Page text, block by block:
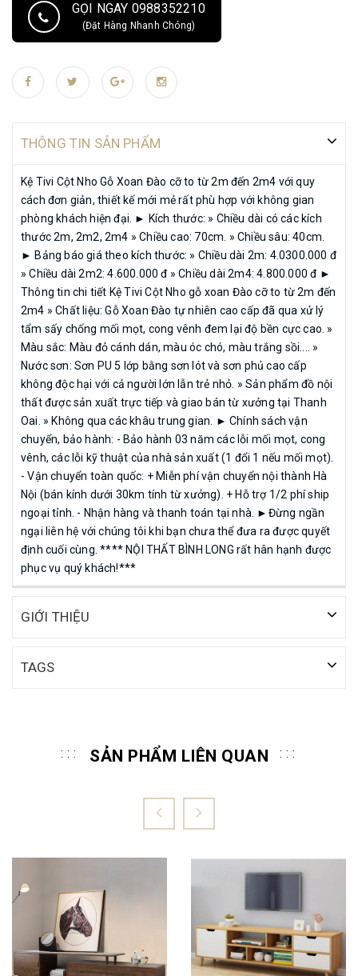
bán từ xưởng tại Thanh Oai. » Không qua các khâu trung gian. ► Chính
sách vận chuyển, bảo hành: - Bảo hành 03 năm các lỗi mối mọt, cong
chuyển toàn quốc: + Miễn phí vận chuyển nội thành Hà Nội (bán kính
dưới 30km tính từ xưởng). + Hỗ trợ 1/2 phí ship ngoại tỉnh. - Nhận hàng
chưa thể đưa ra được quyết định cuối cùng. **** NỘI THẤT BÌNH LONG
GỌI NGAY 0988352210
(Đặt Hàng Nhanh Chóng)
THÔNG TIN SẢN PHẨM
Kệ Tivi Cột Nho Gỗ Xoan Đào cỡ to từ 2m đến 2m4 với quy
cách đơn giản, thiết kế mới mẻ rất phù hợp với không gian
phòng khách hiện đại. ► Kích thước: » Chiều dài có các kích
thước 2m, 2m2, 2m4 » Chiều cao: 70cm. » Chiều sâu: 40cm.
► Bảng báo giá theo kích thước: » Chiều dài 2m: 4.0300.000 đ
» Chiều dài 2m2: 4.600.000 đ » Chiều dài 2m4: 4.800.000 đ ►
Thông tin chi tiết Kệ Tivi Cột Nho gỗ xoan Đào cỡ to từ 2m đến
2m4 » Chất liệu: Gỗ Xoan Đào tự nhiên cao cấp đã qua xử lý
tẩm sấy chống mối mọt, cong vênh đem lại độ bền cực cao. »
Màu sắc: Màu đỏ cánh dán, màu óc chó, màu trắng sồi.... »
Nước sơn: Sơn PU 5 lớp bằng sơn lót và sơn phủ cao cấp
không độc hại với cả người lớn lẫn trẻ nhỏ. » Sản phẩm đồ nội
thất được sản xuất trực tiếp và giao bán từ xưởng tại Thanh
Oai. » Không qua các khâu trung gian. ► Chính sách vận
chuyển, bảo hành: - Bảo hành 03 năm các lỗi mối mọt, cong
vênh, các lỗi kỹ thuật của nhà sản xuất (1 đổi 1 nếu mối mọt).
- Vận chuyển toàn quốc: + Miễn phí vận chuyển nội thành Hà
Nội (bán kính dưới 30km tính từ xưởng). + Hỗ trợ 1/2 phí ship
ngoại tỉnh. - Nhận hàng và thanh toán tại nhà. ►Đừng ngần
ngại liên hệ với chúng tôi khi bạn chưa thể đưa ra được quyết
định cuối cùng. **** NỘI THẤT BÌNH LONG rất hân hạnh được
phục vụ quý khách!***
GIỚI THIỆU
TAGS
SẢN PHẨM LIÊN QUAN